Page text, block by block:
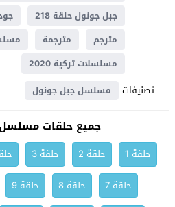
جبل جونول حلقة 218
مترجم
مترجمة
مسلسلات تركية 2020
تصنيفات مسلسل جبل جونول
جميع حلقات
حلقة 1 حلقة 2 حلقة 3
حلقة 7
حلقة 8 حلقة 9